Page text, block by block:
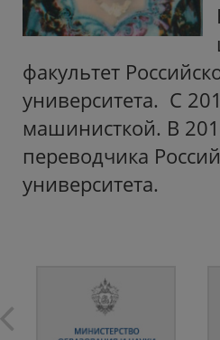
факультет
университета. С
машинисткой. В
переводчика
университета.